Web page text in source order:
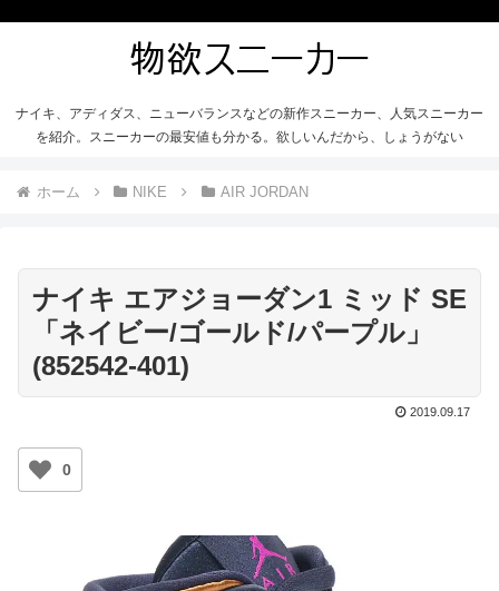
ナイキ、アディダス、ニューバランスなどの新作スニーカー、人気スニーカー
を紹介。スニーカーの最安値も分かる。欲しいんだから、しょうがない
ホーム NIKE AIR JORDAN
ナイキ エアジョーダン1 ミッド SE
「ネイビー/ゴールド/パープル」
(852542-401)
2019.09.17
0